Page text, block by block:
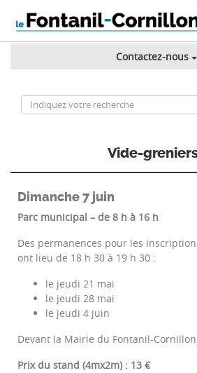
Contactez-nous
Vide-
Dimanche 7 juin
Parc municipal – de 8 h à 16 h
Des permanences pour les
ont lieu de 18 h 30 à 19 h 30 :
le jeudi 21 mai
le jeudi 28 mai
le jeudi 4 juin
Devant la Mairie du Fontanil-
Prix du stand (4mx2m) : 13 €